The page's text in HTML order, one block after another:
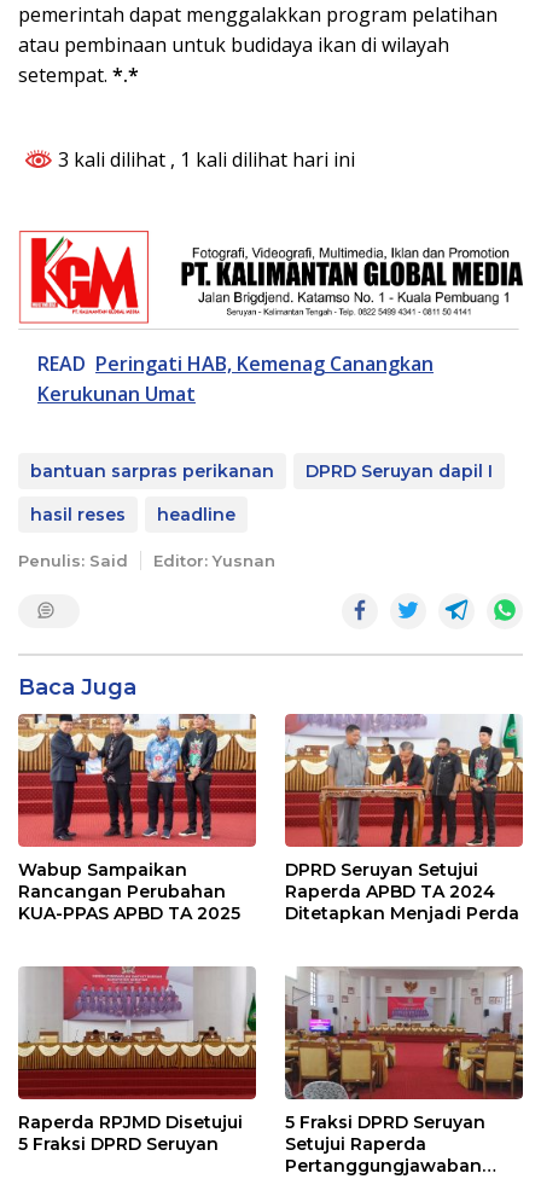
pemerintah dapat menggalakkan program pelatihan
atau pembinaan untuk budidaya ikan di wilayah
setempat. *.*
3 kali dilihat , 1 kali dilihat hari ini
READ Peringati HAB, Kemenag Canangkan
Kerukunan Umat
bantuan sarpras perikanan
DPRD Seruyan dapil I
hasil reses
headline
Penulis: Said Editor: Yusnan
Baca Juga
Wabup Sampaikan
Rancangan Perubahan
KUA-PPAS APBD TA 2025
DPRD Seruyan Setujui
Raperda APBD TA 2024
Ditetapkan Menjadi Perda
Raperda RPJMD Disetujui
5 Fraksi DPRD Seruyan
5 Fraksi DPRD Seruyan
Setujui Raperda
Pertanggungjawaban